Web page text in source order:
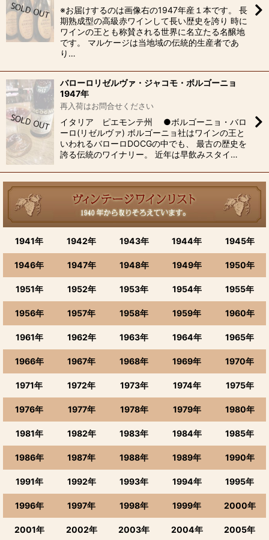
※お届けするのは画像右の1947年産１本です。 長
期熟成型の高級赤ワインして長い歴史を誇り 時に
ワインの王とも称賛される世界に名立たる名醸地
です。 マルケージは当地域の伝統的生産者であ
り…
バローロリゼルヴァ・ジャコモ・ボルゴーニョ
1947年
再入荷はお問合せください
イタリア ピエモンテ州 ●ボルゴーニョ・バロ
ーロ(リゼルヴァ) ボルゴーニョ社はワインの王と
いわれるバローロDOCGの中でも、 最古の歴史を
誇る伝統のワイナリー。 近年は早飲みスタイ…
1941年 1942年 1943年 1944年 1945年
1946年 1947年 1948年 1949年 1950年
1951年 1952年 1953年 1954年 1955年
1956年 1957年 1958年 1959年 1960年
1961年 1962年 1963年 1964年 1965年
1966年 1967年 1968年 1969年 1970年
1971年 1972年 1973年 1974年 1975年
1976年 1977年 1978年 1979年 1980年
1981年 1982年 1983年 1984年 1985年
1986年 1987年 1988年 1989年 1990年
1991年 1992年 1993年 1994年 1995年
1996年 1997年 1998年 1999年 2000年
2001年 2002年 2003年 2004年 2005年